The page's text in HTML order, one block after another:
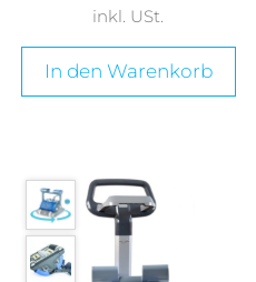
inkl. USt.
In den Warenkorb